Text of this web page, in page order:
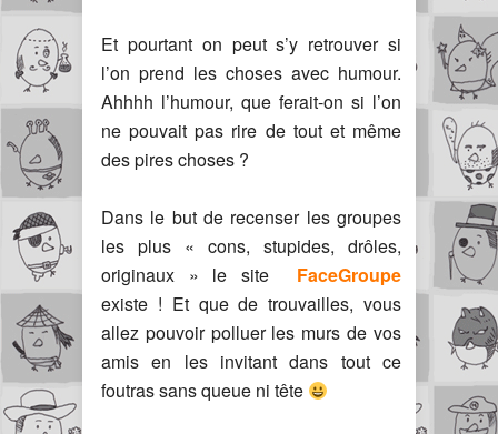
Et pourtant on peut s’y retrouver si
l’on prend les choses avec humour.
Ahhhh l’humour, que ferait-on si l’on
ne pouvait pas rire de tout et même
des pires choses ?
Dans le but de recenser les groupes
les plus « cons, stupides, drôles,
originaux » le site FaceGroupe
existe ! Et que de trouvailles, vous
allez pouvoir polluer les murs de vos
amis en les invitant dans tout ce
foutras sans queue ni tête